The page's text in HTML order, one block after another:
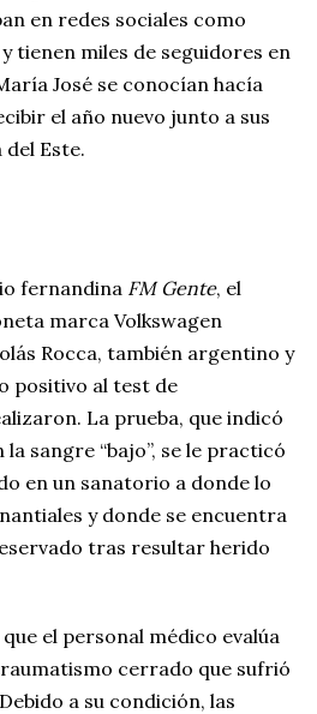
en redes sociales como
tienen miles de seguidores en
José se conocían hacía
el año nuevo junto a sus
Este.
fernandina FM Gente, el
marca Volkswagen
Rocca, también argentino y
positivo al test de
La prueba, que indicó
sangre “bajo”, se le practicó
en un sanatorio a donde lo
y donde se encuentra
tras resultar herido
el personal médico evalúa
cerrado que sufrió
a su condición, las